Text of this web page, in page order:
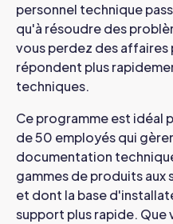
personnel technique
qu'à résoudre des
vous perdez des
répondent plus
techniques.
Ce programme est idéal
de 50 employés qui
documentation
gammes de produits
et dont la base
support plus rapide. Que